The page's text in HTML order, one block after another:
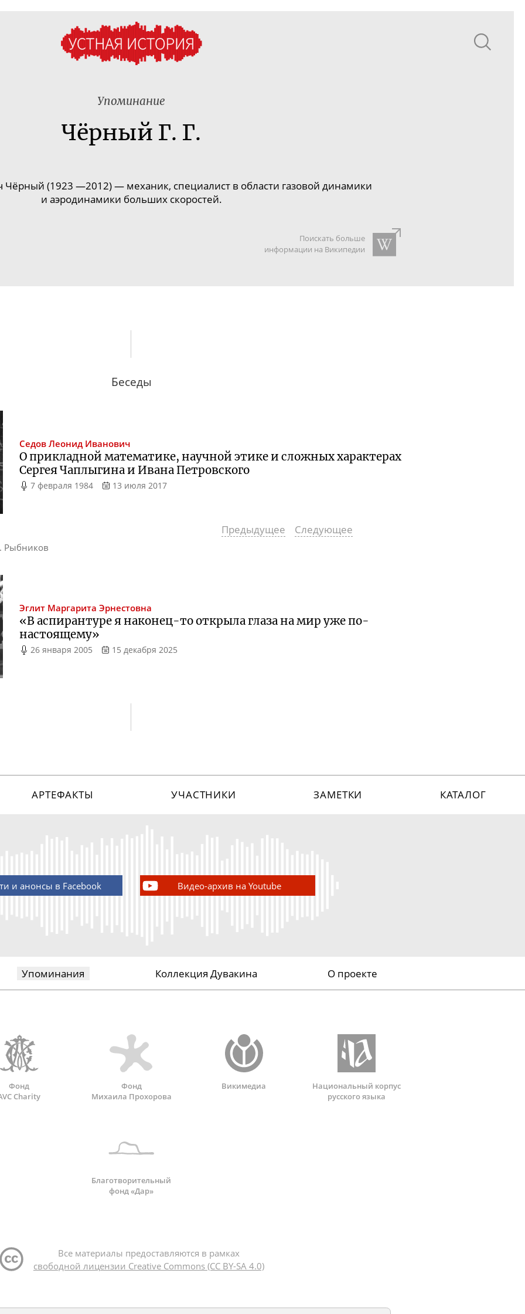
Упоминание
Чёрный Г. Г.
(1923 —2012) — механик, специалист в области газовой динамики
и аэродинамики больших скоростей.
Поискать больше
информации на Википедии
Беседы
Седов Леонид Иванович
О прикладной математике, научной этике и сложных характерах
Сергея Чаплыгина и Ивана Петровского
7 февраля 1984 13 июля 2017
Предыдущее Следующее
Рыбников
Эглит Маргарита Эрнестовна
«В аспирантуре янаконец-тооткрыла глаза на мир уже по-
настоящему»
26 января 2005 15 декабря 2025
АРТЕФАКТЫ УЧАСТНИКИ ЗАМЕТКИ КАТАЛОГ
и анонсы в Facebook Видео-архив на Youtube
Упоминания Коллекция Дувакина О проекте
Фонд
Charity
Фонд
Михаила Прохорова
Викимедиа
Национальный корпус
русского языка
Благотворительный
фонд «Дар»
Все материалы предоставляются в рамках
свободной лицензии Creative Commons (CC BY-SA 4.0)